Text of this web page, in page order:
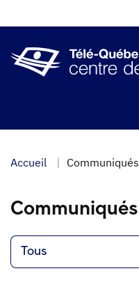
au
principal
Accueil Communiqués
Communiqués
Tous